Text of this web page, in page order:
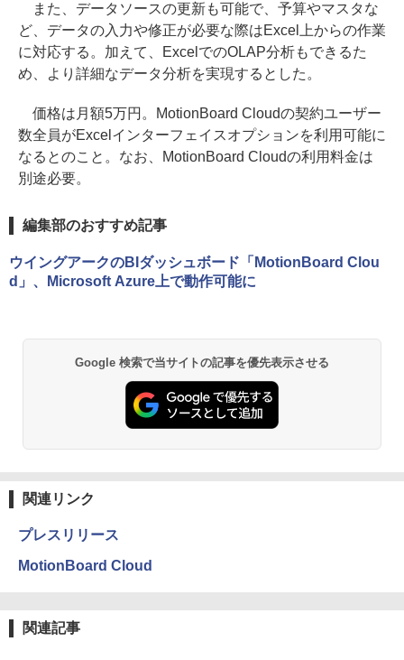
また、データソースの更新も可能で、予算やマスタな
ど、データの入力や修正が必要な際はExcel上からの作業
に対応する。加えて、ExcelでのOLAP分析もできるた
め、より詳細なデータ分析を実現するとした。
価格は月額5万円。MotionBoard Cloudの契約ユーザー
数全員がExcelインターフェイスオプションを利用可能に
なるとのこと。なお、MotionBoard Cloudの利用料金は
別途必要。
編集部のおすすめ記事
ウイングアークのBIダッシュボード「MotionBoard Clou
d」、Microsoft Azure上で動作可能に
Google 検索で当サイトの記事を優先表示させる
関連リンク
プレスリリース
MotionBoard Cloud
関連記事